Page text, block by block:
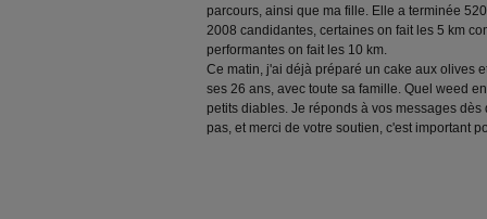
parcours, ainsi que ma fille. Elle a terminée
2008 candidantes, certaines on fait les 5 km
performantes on fait les 10 km.
Ce matin, j'ai déjà préparé un cake aux olives
ses 26 ans, avec toute sa famille. Quel weed
petits diables. Je réponds à vos messages
pas, et merci de votre soutien, c'est important